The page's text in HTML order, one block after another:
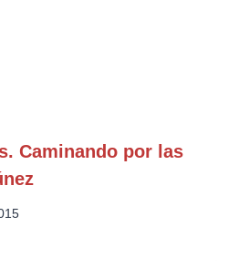
Caminando por las